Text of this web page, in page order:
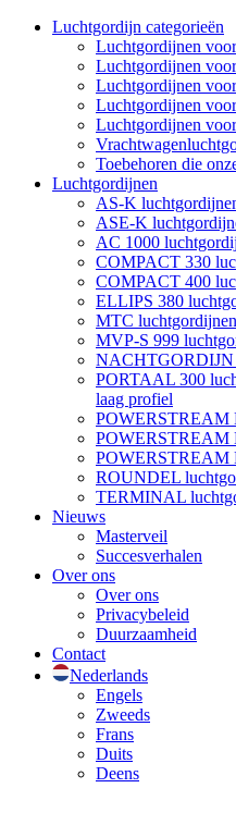
Luchtgordijn categorieën
Luchtgordijnen
Luchtgordijnen
Luchtgordijnen
Luchtgordijnen
Luchtgordijnen
Toebehoren die
Luchtgordijnen
AS-K
ASE-K
AC 1000
COMPACT 330
COMPACT 400
ELLIPS 380
MTC luchtgordijnen
MVP-S 999
NACHTGORDIJN
PORTAAL 300
laag profiel
POWERSTREAM
POWERSTREAM
ROUNDEL
TERMINAL
Nieuws
Masterveil
Succesverhalen
Over ons
Over ons
Privacybeleid
Duurzaamheid
Contact
Nederlands
Engels
Zweeds
Frans
Duits
Deens